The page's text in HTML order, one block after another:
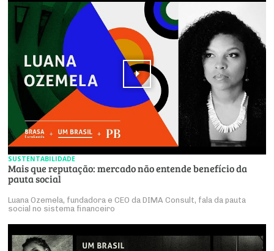
SUSTENTABILIDADE
Mais que reputação: mercado não entende benefício da
pauta social
Luana Ozemela, fundadora e CEO da DIMA Consult, fala da pauta
social no sistema financeiro